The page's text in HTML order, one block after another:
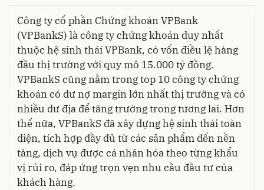
Công ty cổ phần Chứng khoán VPBank
(VPBankS) là công ty chứng khoán duy nhất
thuộc hệ sinh thái VPBank, có vốn điều lệ hàng
đầu thị trường với quy mô 15.000 tỷ đồng.
VPBankS cũng nằm trong top 10 công ty chứng
khoán có dư nợ margin lớn nhất thị trường và có
nhiều dư địa để tăng trưởng trong tương lai. Hơn
thế nữa, VPBankS đã xây dựng hệ sinh thái toàn
diện, tích hợp đầy đủ từ các sản phẩm đến nền
tảng, dịch vụ được cá nhân hóa theo từng khẩu
vị rủi ro, đáp ứng trọn vẹn nhu cầu đầu tư của
khách hàng.